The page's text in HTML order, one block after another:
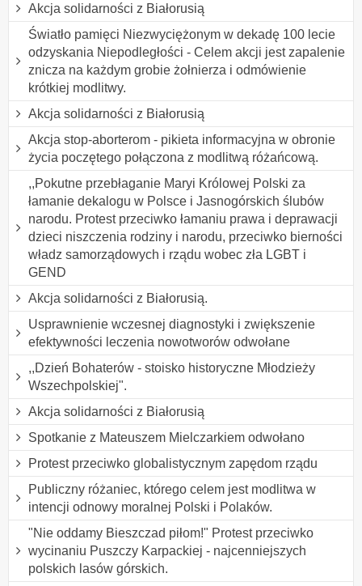
Akcja solidarności z Białorusią
Światło pamięci Niezwyciężonym w dekadę 100 lecie
odzyskania Niepodległości - Celem akcji jest zapalenie
znicza na każdym grobie żołnierza i odmówienie
krótkiej modlitwy.
Akcja solidarności z Białorusią
Akcja stop-aborterom - pikieta informacyjna w obronie
życia poczętego połączona z modlitwą różańcową.
,,Pokutne przebłaganie Maryi Królowej Polski za
łamanie dekalogu w Polsce i Jasnogórskich ślubów
narodu. Protest przeciwko łamaniu prawa i deprawacji
dzieci niszczenia rodziny i narodu, przeciwko bierności
władz samorządowych i rządu wobec zła LGBT i
GEND
Akcja solidarności z Białorusią.
Usprawnienie wczesnej diagnostyki i zwiększenie
efektywności leczenia nowotworów odwołane
,,Dzień Bohaterów - stoisko historyczne Młodzieży
Wszechpolskiej".
Akcja solidarności z Białorusią
Spotkanie z Mateuszem Mielczarkiem odwołano
Protest przeciwko globalistycznym zapędom rządu
Publiczny różaniec, którego celem jest modlitwa w
intencji odnowy moralnej Polski i Polaków.
"Nie oddamy Bieszczad piłom!" Protest przeciwko
wycinaniu Puszczy Karpackiej - najcenniejszych
polskich lasów górskich.